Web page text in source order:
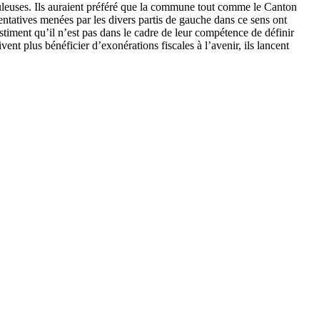
Ils auraient préféré que la commune tout comme le Canton
menées par les divers partis de gauche dans ce sens ont
qu’il n’est pas dans le cadre de leur compétence de définir
plus bénéficier d’exonérations fiscales à l’avenir, ils lancent